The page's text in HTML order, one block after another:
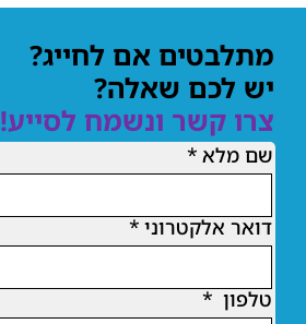
שם מלא *
דואר אלקטרוני *
טלפון *
מתלבטים אם לחייג?
יש לכם שאלה?
צרו קשר ונשמח לסייע!